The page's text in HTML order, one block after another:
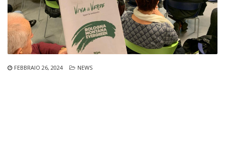
FEBBRAIO 26, 2024 NEWS